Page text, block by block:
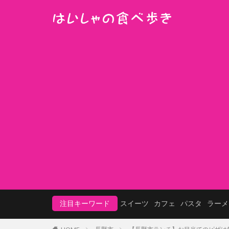
注目キーワード スイーツ カフェ パスタ ラー